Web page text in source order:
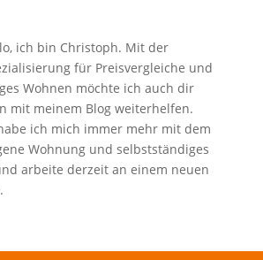
ich bin Christoph. Mit der
für Preisvergleiche und
Wohnen möchte ich auch dir
mit meinem Blog weiterhelfen.
ich mich immer mehr mit dem
Wohnung und selbstständiges
arbeite derzeit an einem neuen